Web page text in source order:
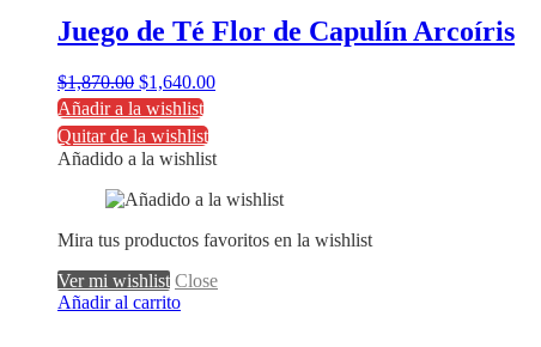
Juego de Té Flor de Capulín Arcoíris
$1,870.00 Original
price
was:
$1,870.00.
$1,640.00Current
Añadir a la wishlist
Quitar de la wishlist
Añadido a la wishlist
Mira tus productos favoritos en la wishlist
Ver mi wishlist Close
Añadir al carrito